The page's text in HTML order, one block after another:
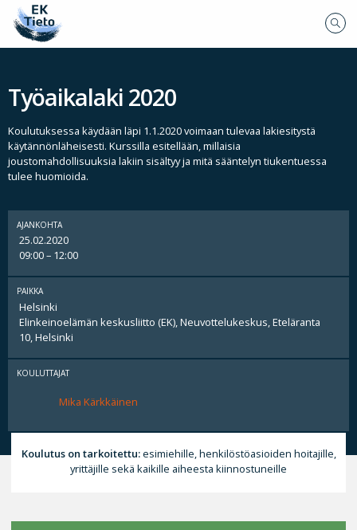
Työaikalaki 2020
Koulutuksessa käydään läpi 1.1.2020 voimaan tulevaa lakiesitystä
käytännönläheisesti. Kurssilla esitellään, millaisia
joustomahdollisuuksia lakiin sisältyy ja mitä sääntelyn tiukentuessa
tulee huomioida.
AJANKOHTA
25.02.2020
09:00 – 12:00
PAIKKA
Helsinki
Elinkeinoelämän keskusliitto (EK), Neuvottelukeskus, Eteläranta
10, Helsinki
KOULUTTAJAT
Mika Kärkkäinen
Koulutus on tarkoitettu:esimiehille, henkilöstöasioiden hoitajille,
yrittäjille sekä kaikille aiheesta kiinnostuneille